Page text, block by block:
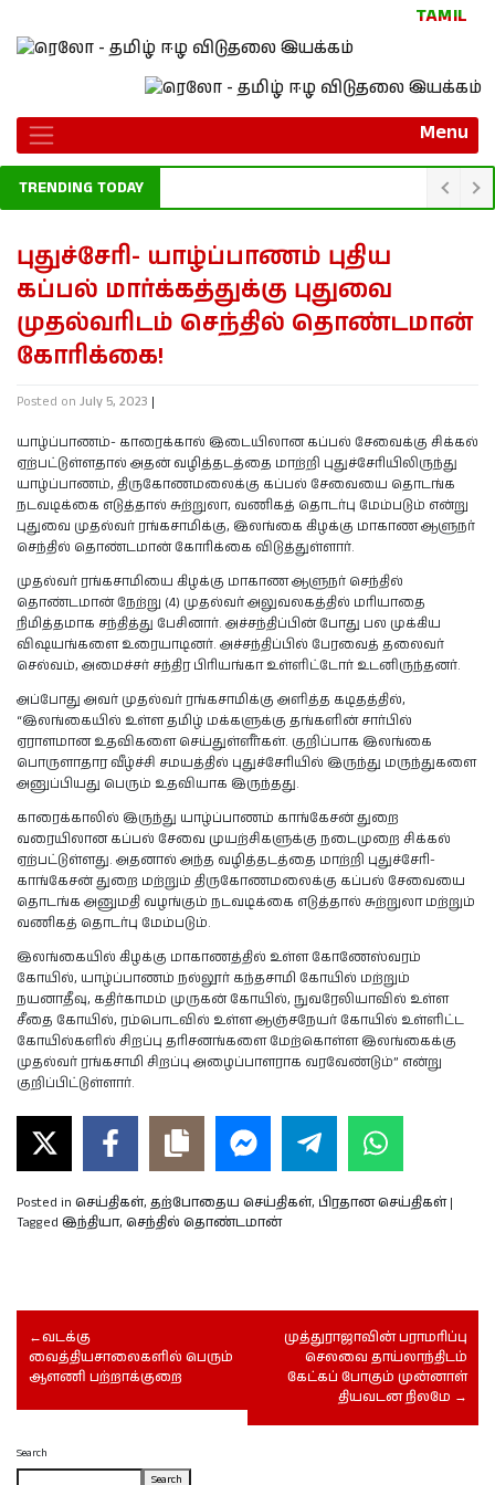
content
TAMIL
Menu
TRENDING TODAY
புதுச்சேரி- யாழ்ப்பாணம் புதிய
கப்பல் மார்க்கத்துக்கு புதுவை
முதல்வரிடம் செந்தில் தொண்டமான்
கோரிக்கை!
Posted on July 5, 2023 |
யாழ்ப்பாணம்- காரைக்கால் இடையிலான கப்பல் சேவைக்கு சிக்கல்
ஏற்பட்டுள்ளதால் அதன் வழித்தடத்தை மாற்றி புதுச்சேரியிலிருந்து
யாழ்ப்பாணம், திருகோணமலைக்கு கப்பல் சேவையை தொடங்க
நடவடிக்கை எடுத்தால் சுற்றுலா, வணிகத் தொடர்பு மேம்படும் என்று
புதுவை முதல்வர் ரங்கசாமிக்கு, இலங்கை கிழக்கு மாகாண ஆளுநர்
செந்தில் தொண்டமான் கோரிக்கை விடுத்துள்ளார்.
முதல்வர் ரங்கசாமியை கிழக்கு மாகாண ஆளுநர் செந்தில்
தொண்டமான் நேற்று (4) முதல்வர் அலுவலகத்தில் மரியாதை
நிமித்தமாக சந்தித்து பேசினார். அச்சந்திப்பின் போது பல முக்கிய
விஷயங்களை உரையாடினர். அச்சந்திப்பில் பேரவைத் தலைவர்
செல்வம், அமைச்சர் சந்திர பிரியங்கா உள்ளிட்டோர் உடனிருந்தனர்.
அப்போது அவர் முதல்வர் ரங்கசாமிக்கு அளித்த கடிதத்தில்,
“இலங்கையில் உள்ள தமிழ் மக்களுக்கு தங்களின் சார்பில்
ஏராளமான உதவிகளை செய்துள்ளீர்கள். குறிப்பாக இலங்கை
பொருளாதார வீழ்ச்சி சமயத்தில் புதுச்சேரியில் இருந்து மருந்துகளை
அனுப்பியது பெரும் உதவியாக இருந்தது.
காரைக்காலில் இருந்து யாழ்ப்பாணம் காங்கேசன் துறை
வரையிலான கப்பல் சேவை முயற்சிகளுக்கு நடைமுறை சிக்கல்
ஏற்பட்டுள்ளது. அதனால் அந்த வழித்தடத்தை மாற்றி புதுச்சேரி-
காங்கேசன் துறை மற்றும் திருகோணமலைக்கு கப்பல் சேவையை
தொடங்க அனுமதி வழங்கும் நடவடிக்கை எடுத்தால் சுற்றுலா மற்றும்
வணிகத் தொடர்பு மேம்படும்.
இலங்கையில் கிழக்கு மாகாணத்தில் உள்ள கோணேஸ்வரம்
கோயில், யாழ்ப்பாணம் நல்லூர் கந்தசாமி கோயில் மற்றும்
நயனாதீவு, கதிர்காமம் முருகன் கோயில், நுவரேலியாவில் உள்ள
சீதை கோயில், ரம்பொடவில் உள்ள ஆஞ்சநேயர் கோயில் உள்ளிட்ட
கோயில்களில் சிறப்பு தரிசனங்களை மேற்கொள்ள இலங்கைக்கு
முதல்வர் ரங்கசாமி சிறப்பு அழைப்பாளராக வரவேண்டும்” என்று
குறிப்பிட்டுள்ளார்.
Posted in செய்திகள், தற்போதைய செய்திகள், பிரதான செய்திகள்|
Tagged இந்தியா, செந்தில் தொண்டமான்
Post
navigation
வடக்கு
வைத்தியசாலைகளில் பெரும்
ஆளணி பற்றாக்குறை
முத்துராஜாவின் பராமரிப்பு
செலவை தாய்லாந்திடம்
கேட்கப் போகும் முன்னாள்
தியவடன நிலமே
Search
Search